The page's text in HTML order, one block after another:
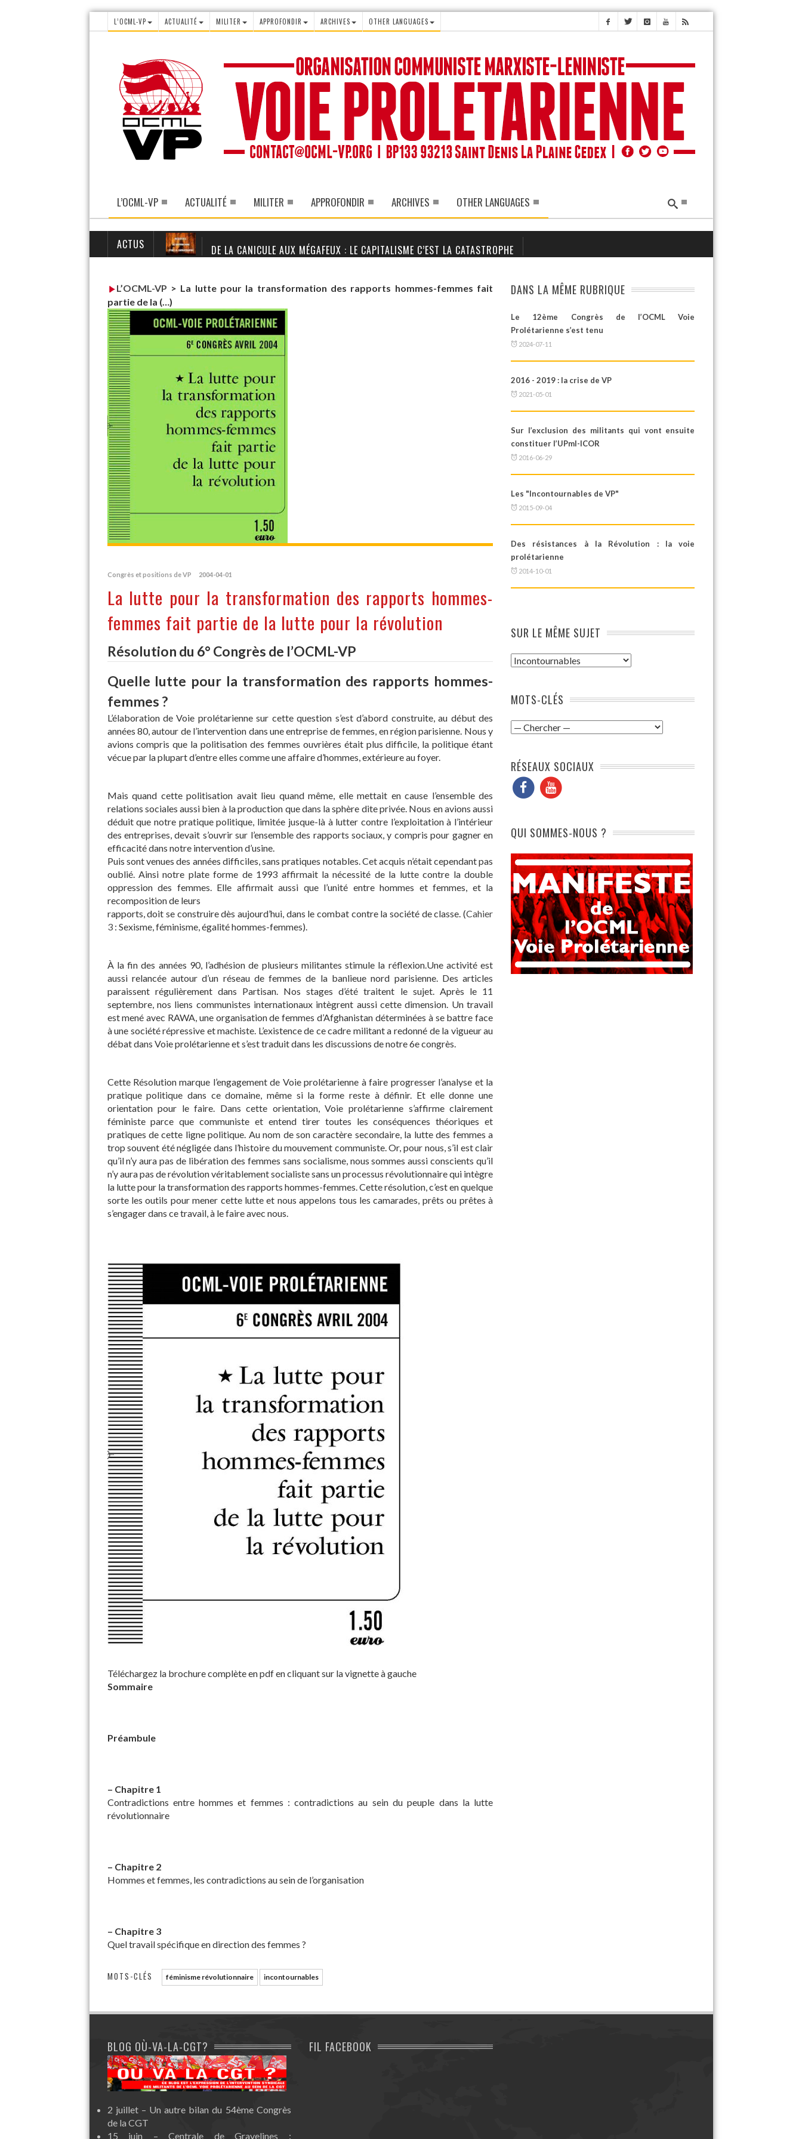
L’OCML-VP ACTUALITÉ MILITER APPROFONDIR ARCHIVES OTHER LANGUAGES
L’OCML-VP ACTUALITÉ MILITER APPROFONDIR ARCHIVES OTHER LANGUAGES
ACTUS DE LA CANICULE AUX MÉGAFEUX : LE CAPITALISME C’EST LA CATASTROPHE
L’OCML-VP > La lutte pour la transformation des rapports hommes-femmes fait
partie de la (…)
Congrès et positions de VP 2004-04-01
La lutte pour la transformation des rapports hommes-
femmes fait partie de la lutte pour la révolution
Résolution du 6° Congrès de l’OCML-VP
Quelle lutte pour la transformation des rapports hommes-
femmes ?
L’élaboration de Voie prolétarienne sur cette question s’est d’abord construite, au début des
années 80, autour de l’intervention dans une entreprise de femmes, en région parisienne. Nous y
avions compris que la politisation des femmes ouvrières était plus difficile, la politique étant
vécue par la plupart d’entre elles comme une affaire d’hommes, extérieure au foyer.
Mais quand cette politisation avait lieu quand même, elle mettait en cause l’ensemble des
relations sociales aussi bien à la production que dans la sphère dite privée. Nous en avions aussi
déduit que notre pratique politique, limitée jusque-là à lutter contre l’exploitation à l’intérieur
des entreprises, devait s’ouvrir sur l’ensemble des rapports sociaux, y compris pour gagner en
efficacité dans notre intervention d’usine.
Puis sont venues des années difficiles, sans pratiques notables. Cet acquis n’était cependant pas
oublié. Ainsi notre plate forme de 1993 affirmait la nécessité de la lutte contre la double
oppression des femmes. Elle affirmait aussi que l’unité entre hommes et femmes, et la
recomposition de leurs
rapports, doit se construire dès aujourd’hui, dans le combat contre la société de classe. (Cahier
3: Sexisme, féminisme, égalité hommes-femmes).
À la fin des années 90, l’adhésion de plusieurs militantes stimule la réflexion.Une activité est
aussi relancée autour d’un réseau de femmes de la banlieue nord parisienne. Des articles
paraissent régulièrement dans Partisan. Nos stages d’été traitent le sujet. Après le 11
septembre, nos liens communistes internationaux intègrent aussi cette dimension. Un travail
est mené avec RAWA, une organisation de femmes d’Afghanistan déterminées à se battre face
à une société répressive et machiste. L’existence de ce cadre militant a redonné de la vigueur au
débat dans Voie prolétarienne et s’est traduit dans les discussions de notre 6e congrès.
Cette Résolution marque l’engagement de Voie prolétarienne à faire progresser l’analyse et la
pratique politique dans ce domaine, même si la forme reste à définir. Et elle donne une
orientation pour le faire. Dans cette orientation, Voie prolétarienne s’affirme clairement
féministe parce que communiste et entend tirer toutes les conséquences théoriques et
pratiques de cette ligne politique. Au nom de son caractère secondaire, la lutte des femmes a
trop souvent été négligée dans l’histoire du mouvement communiste. Or, pour nous, s’il est clair
qu’il n’y aura pas de libération des femmes sans socialisme, nous sommes aussi conscients qu’il
n’y aura pas de révolution véritablement socialiste sans un processus révolutionnaire qui intègre
la lutte pour la transformation des rapports hommes-femmes. Cette résolution, c’est en quelque
sorte les outils pour mener cette lutte et nous appelons tous les camarades, prêts ou prêtes à
s’engager dans ce travail, à le faire avec nous.
Téléchargez la brochure complète en pdf en cliquant sur la vignette à gauche
Sommaire
Préambule
– Chapitre 1
Contradictions entre hommes et femmes : contradictions au sein du peuple dans la lutte
révolutionnaire
– Chapitre 2
Hommes et femmes, les contradictions au sein de l’organisation
– Chapitre 3
Quel travail spécifique en direction des femmes ?
MOTS-CLÉS féminisme révolutionnaire incontournables
DANS LA MÊME RUBRIQUE
Le 12ème Congrès de l’OCML Voie
Prolétarienne s’est tenu
2024-07-11
2016 - 2019 : la crise de VP
2021-05-01
Sur l’exclusion des militants qui vont ensuite
constituer l’UPml-ICOR
2016-06-29
Les "Incontournables de VP"
2015-09-04
Des résistances à la Révolution : la voie
prolétarienne
2014-10-01
SUR LE MÊME SUJET
MOTS-CLÉS
RÉSEAUX SOCIAUX
QUI SOMMES-NOUS ?
BLOG OÙ-VA-LA-CGT?
2 juillet – Un autre bilan du 54ème Congrès
de la CGT
15 juin – Centrale de Gravelines :
FIL FACEBOOK